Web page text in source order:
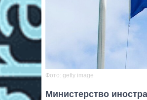
Фото: getty image
Министерство